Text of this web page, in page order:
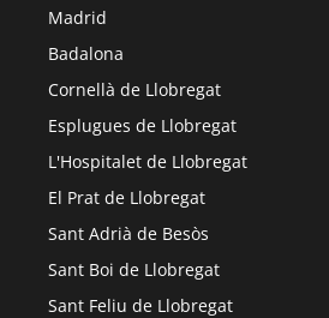
Madrid
Badalona
Cornellà de Llobregat
Esplugues de Llobregat
L'Hospitalet de Llobregat
El Prat de Llobregat
Sant Adrià de Besòs
Sant Boi de Llobregat
Sant Feliu de Llobregat